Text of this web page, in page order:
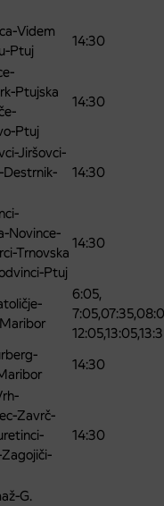
Videm
Ptuj
14:30
Ptujska
Ptuj
14:30
Jiršovci-
Destrnik-
14:30
Novince-
Trnovska
Ptuj
14:30
6:05,
14:30
Zavrč-
14:30
G.